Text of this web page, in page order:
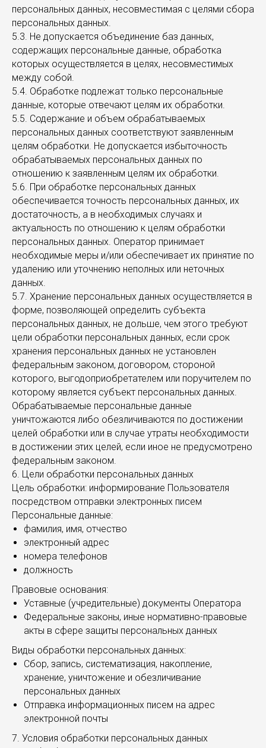
персональных данных, несовместимая с целями сбора
персональных данных.
5.3. Не допускается объединение баз данных,
содержащих персональные данные, обработка
которых осуществляется в целях, несовместимых
между собой.
5.4. Обработке подлежат только персональные
данные, которые отвечают целям их обработки.
5.5. Содержание и объем обрабатываемых
персональных данных соответствуют заявленным
целям обработки. Не допускается избыточность
обрабатываемых персональных данных по
отношению к заявленным целям их обработки.
5.6. При обработке персональных данных
обеспечивается точность персональных данных, их
достаточность, а в необходимых случаях и
актуальность по отношению к целям обработки
персональных данных. Оператор принимает
необходимые меры и/или обеспечивает их принятие по
удалению или уточнению неполных или неточных
данных.
5.7. Хранение персональных данных осуществляется в
форме, позволяющей определить субъекта
персональных данных, не дольше, чем этого требуют
цели обработки персональных данных, если срок
хранения персональных данных не установлен
федеральным законом, договором, стороной
которого, выгодоприобретателем или поручителем по
которому является субъект персональных данных.
Обрабатываемые персональные данные
уничтожаются либо обезличиваются по достижении
целей обработки или в случае утраты необходимости
в достижении этих целей, если иное не предусмотрено
федеральным законом.
6. Цели обработки персональных данных
Цель обработки: информирование Пользователя
посредством отправки электронных писем
Персональные данные:
фамилия, имя, отчество
электронный адрес
номера телефонов
должность
Правовые основания:
Уставные (учредительные) документы Оператора
Федеральные законы, иные нормативно-правовые
акты в сфере защиты персональных данных
Виды обработки персональных данных:
Сбор, запись, систематизация, накопление,
хранение, уничтожение и обезличивание
персональных данных
Отправка информационных писем на адрес
электронной почты
7. Условия обработки персональных данных